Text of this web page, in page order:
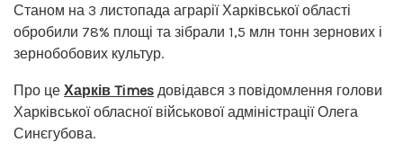
Станом на 3 листопада аграрії Харківської області
обробили 78% площі та зібрали 1,5 млн тонн зернових і
зернобобових культур.
Про це Харків Times довідався з повідомлення голови
Харківської обласної військової адміністрації Олега
Синєгубова.